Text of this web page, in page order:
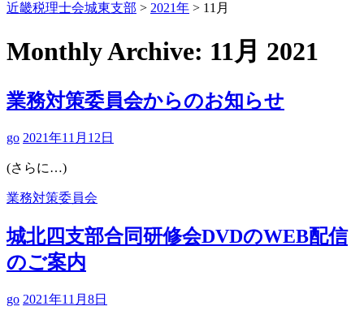
近畿税理士会城東支部 > 2021年 > 11月
Monthly Archive: 11月 2021
業務対策委員会からのお知らせ
go 2021年11月12日
(さらに…)
業務対策委員会
城北四支部合同研修会DVDのWEB配信
のご案内
go 2021年11月8日